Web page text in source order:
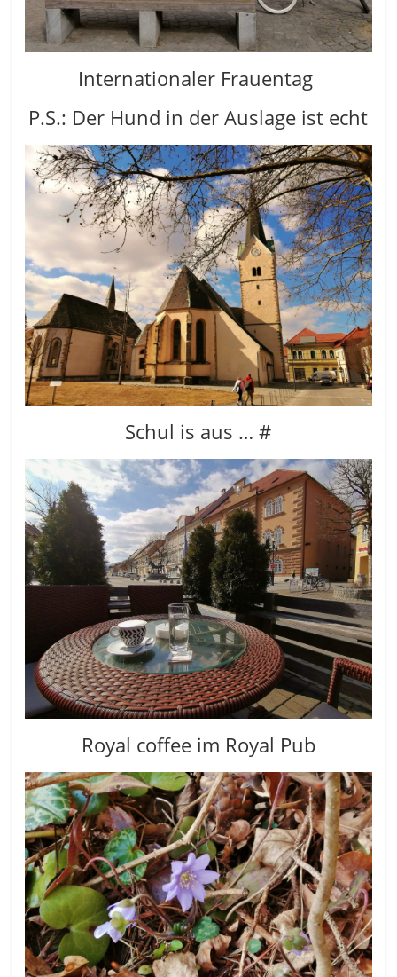
Internationaler Frauentag
P.S.: Der Hund in der Auslage ist echt
Schul is aus … #
Royal coffee im Royal Pub